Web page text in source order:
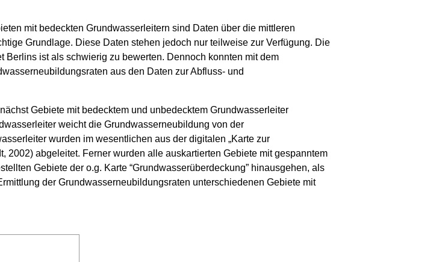
mit bedeckten Grundwasserleitern sind Daten über die mittleren
Grundlage. Diese Daten stehen jedoch nur teilweise zur Verfügung. Die
ist als schwierig zu bewerten. Dennoch konnten mit dem
aus den Daten zur Abfluss- und
Gebiete mit bedecktem und unbedecktem Grundwasserleiter
weicht die Grundwasserneubildung von der
wurden im wesentlichen aus der digitalen „Karte zur
2002) abgeleitet. Ferner wurden alle auskartierten Gebiete mit gespanntem
Gebiete der o.g. Karte “Grundwasserüberdeckung” hinausgehen, als
der Grundwasserneubildungsraten unterschiedenen Gebiete mit